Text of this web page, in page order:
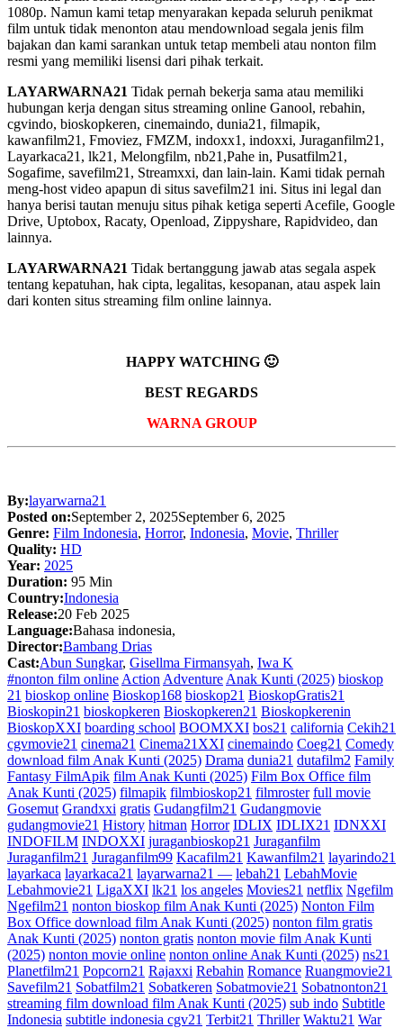
1080p. Namun kami tetap menyarakan kepada seluruh penikmat
film untuk tidak menonton atau mendownload segala jenis film
bajakan dan kami sarankan untuk tetap membeli atau nonton film
resmi yang memiliki lisensi dari pihak terkait.
LAYARWARNA21 Tidak pernah bekerja sama atau memiliki
hubungan kerja dengan situs streaming online Ganool, rebahin,
cgvindo, bioskopkeren, cinemaindo, dunia21, filmapik,
kawanfilm21, Fmoviez, FMZM, indoxx1, indoxxi, Juraganfilm21,
Layarkaca21, lk21, Melongfilm, nb21,Pahe in, Pusatfilm21,
Sogafime, savefilm21, Streamxxi, dan lain-lain. Kami tidak pernah
meng-host video apapun di situs savefilm21 ini. Situs ini legal dan
hanya berisi tautan menuju situs pihak ketiga seperti Acefile, Google
Drive, Uptobox, Racaty, Openload, Zippyshare, Rapidvideo, dan
lainnya.
LAYARWARNA21 Tidak bertanggung jawab atas segala aspek
tentang kepatuhan, hak cipta, legalitas, kesopanan, atau aspek lain
dari konten situs streaming film online lainnya.
HAPPY WATCHING 🙂
BEST REGARDS
WARNA GROUP
By:layarwarna21
Posted on:September 2, 2025September 6, 2025
Genre: Film Indonesia, Horror, Indonesia, Movie, Thriller
Quality: HD
Year: 2025
Duration: 95 Min
Country:Indonesia
Release:20 Feb 2025
Language:Bahasa indonesia,
Director:Bambang Drias
Cast:Abun Sungkar, Gisellma Firmansyah, Iwa K
#nonton film online Action Adventure Anak Kunti (2025) bioskop
21 bioskop online Bioskop168 bioskop21 BioskopGratis21
Bioskopin21 bioskopkeren Bioskopkeren21 Bioskopkerenin
BioskopXXI boarding school BOOMXXI bos21 california Cekih21
cgvmovie21 cinema21 Cinema21XXI cinemaindo Coeg21 Comedy
download film Anak Kunti (2025) Drama dunia21 dutafilm2 Family
Fantasy FilmApik film Anak Kunti (2025) Film Box Office film
Anak Kunti (2025) filmapik filmbioskop21 filmroster full movie
Gosemut Grandxxi gratis Gudangfilm21 Gudangmovie
gudangmovie21 History hitman Horror IDLIX IDLIX21 IDNXXI
INDOFILM INDOXXI juraganbioskop21 Juraganfilm
Juraganfilm21 Juraganfilm99 Kacafilm21 Kawanfilm21 layarindo21
layarkaca layarkaca21 layarwarna21 — lebah21 LebahMovie
Lebahmovie21 LigaXXI lk21 los angeles Movies21 netflix Ngefilm
Ngefilm21 nonton bioskop film Anak Kunti (2025) Nonton Film
Box Office download film Anak Kunti (2025) nonton film gratis
Anak Kunti (2025) nonton gratis nonton movie film Anak Kunti
(2025) nonton movie online nonton online Anak Kunti (2025) ns21
Planetfilm21 Popcorn21 Rajaxxi Rebahin Romance Ruangmovie21
Savefilm21 Sobatfilm21 Sobatkeren Sobatmovie21 Sobatnonton21
streaming film download film Anak Kunti (2025) sub indo Subtitle
Indonesia subtitle indonesia cgv21 Terbit21 Thriller Waktu21 War